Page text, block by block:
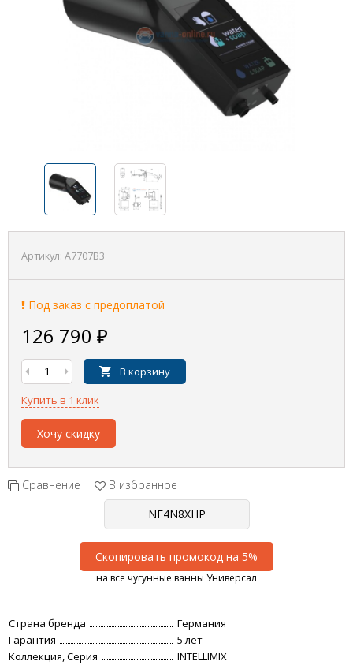
Артикул: A7707B3
Под заказ с предоплатой
126 790 ₽
В корзину
Купить в 1 клик
Хочу скидку
Сравнение В избранное
Скопировать промокод на 5%
на все чугунные ванны Универсал
Страна бренда
Германия
Гарантия
5 лет
Коллекция, Серия
INTELLIMIX